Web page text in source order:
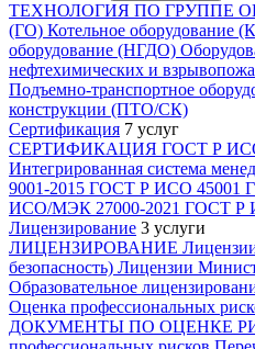
ТЕХНОЛОГИЯ ПО ГРУППЕ
(ГО) Котельное оборудование
оборудование (НГДО)
нефтехимических и
Подъемно-транспортное
конструкции (ПТО/СК)
Сертификация 7 услуг
СЕРТИФИКАЦИЯ ГОСТ Р
Интегрированная система
9001-2015 ГОСТ Р ИСО 45001
ИСО/МЭК 27000-2021 ГОСТ Р
Лицензирование 3 услуги
ЛИЦЕНЗИРОВАНИЕ
безопасность) Лицензии
Образовательное
Оценка профессиональных
ДОКУМЕНТЫ ПО ОЦЕНКЕ